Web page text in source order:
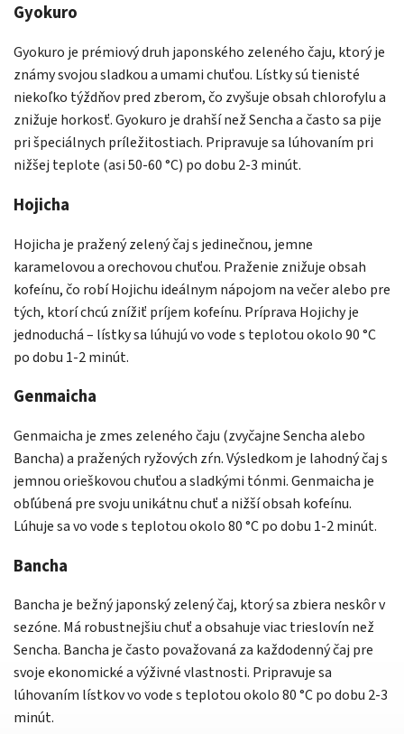
Gyokuro
Gyokuro je prémiový druh japonského zeleného čaju, ktorý je
známy svojou sladkou a umami chuťou. Lístky sú tienisté
niekoľko týždňov pred zberom, čo zvyšuje obsah chlorofylu a
znižuje horkosť. Gyokuro je drahší než Sencha a často sa pije
pri špeciálnych príležitostiach. Pripravuje sa lúhovaním pri
nižšej teplote (asi 50-60 °C) po dobu 2-3 minút.
Hojicha
Hojicha je pražený zelený čaj s jedinečnou, jemne
karamelovou a orechovou chuťou. Praženie znižuje obsah
kofeínu, čo robí Hojichu ideálnym nápojom na večer alebo pre
tých, ktorí chcú znížiť príjem kofeínu. Príprava Hojichy je
jednoduchá – lístky sa lúhujú vo vode s teplotou okolo 90 °C
po dobu 1-2 minút.
Genmaicha
Genmaicha je zmes zeleného čaju (zvyčajne Sencha alebo
Bancha) a pražených ryžových zŕn. Výsledkom je lahodný čaj s
jemnou orieškovou chuťou a sladkými tónmi. Genmaicha je
obľúbená pre svoju unikátnu chuť a nižší obsah kofeínu.
Lúhuje sa vo vode s teplotou okolo 80 °C po dobu 1-2 minút.
Bancha
Bancha je bežný japonský zelený čaj, ktorý sa zbiera neskôr v
sezóne. Má robustnejšiu chuť a obsahuje viac trieslovín než
Sencha. Bancha je často považovaná za každodenný čaj pre
svoje ekonomické a výživné vlastnosti. Pripravuje sa
lúhovaním lístkov vo vode s teplotou okolo 80 °C po dobu 2-3
minút.